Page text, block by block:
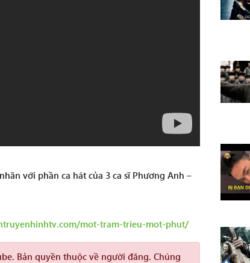
với phần ca hát của 3 ca sĩ Phương Anh –
mot-tram-trieu-mot-phut/
Bản quyền thuộc về người đăng. Chúng